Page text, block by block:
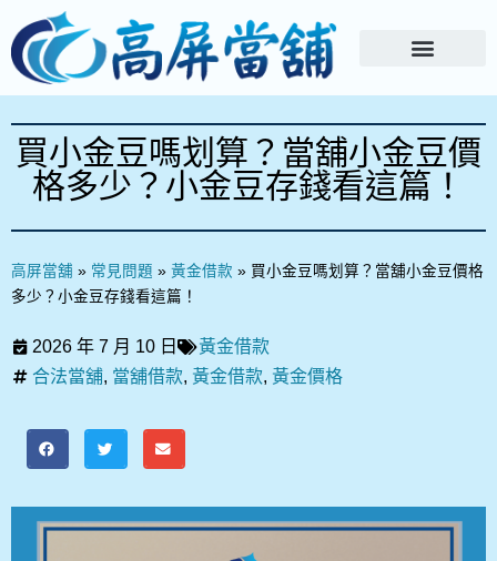
買小金豆嗎划算？當舖小金豆價
格多少？小金豆存錢看這篇！
高屏當舖 » 常見問題 » 黃金借款 » 買小金豆嗎划算？當舖小金豆價格
多少？小金豆存錢看這篇！
2026 年 7 月 10 日
黃金借款
合法當舖, 當舖借款, 黃金借款, 黃金價格